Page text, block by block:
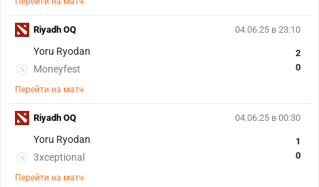
04.06.25 в 23:10
Yoru Ryodan
Moneyfest
2
0
Перейти на матч
Riyadh OQ
04.06.25 в 00:30
Yoru Ryodan
3xceptional
1
0
Перейти на матч
Riyadh OQ